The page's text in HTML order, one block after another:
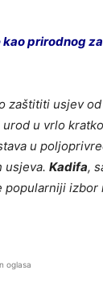
prirodnog
zaštititi usjev
u vrlo
u
usjeva. Kadifa,
popularniji
oglasa